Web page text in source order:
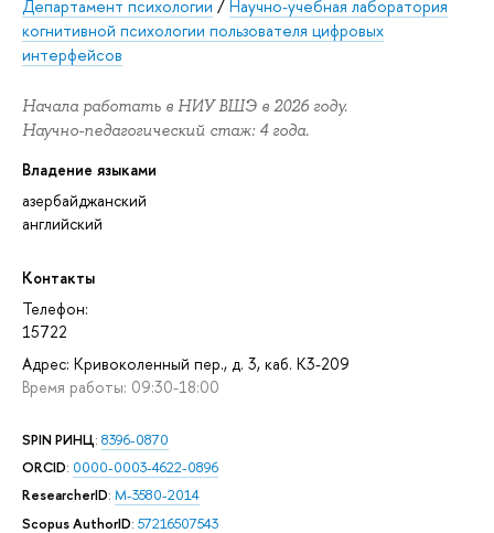
Департамент психологии / Научно-учебная лаборатория
когнитивной психологии пользователя цифровых
интерфейсов
Начала работать в НИУ ВШЭ в 2026 году.
Научно-педагогический стаж: 4 года.
Владение языками
азербайджанский
английский
Контакты
Телефон:
15722
Адрес: Кривоколенный пер., д. 3, каб. К3-209
Время работы: 09:30-18:00
SPIN РИНЦ: 8396-0870
ORCID: 0000-0003-4622-0896
ResearcherID: M-3580-2014
Scopus AuthorID: 57216507543